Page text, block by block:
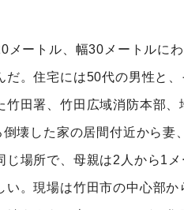
メートル、幅30メートルに
だ。住宅には50代の男性と
竹田署、竹田広域消防本部
壊した家の居間付近から
じ場所で、母親は2人から1
い。現場は竹田市の中心部